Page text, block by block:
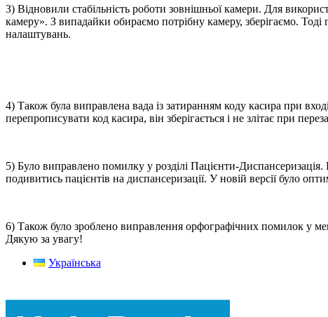
3) Відновили стабільність роботи зовнішньої камери. Для
камеру». З випадайки обираємо потрібну камеру, зберігаємо.
налаштувань.
4) Також була виправлена вада із затиранням коду касира при
перепрописувати код касира, він зберігається і не злітає при
5) Було виправлено помилку у розділі Пацієнти-
подивитись пацієнтів на диспансеризації. У новій версії було
6) Також було зроблено виправлення орфографічних помилок у
Дякую за увагу!
Українська